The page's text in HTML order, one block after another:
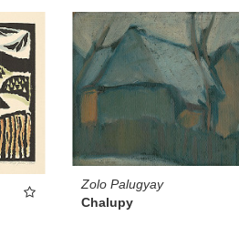
Zolo Palugyay
Chalupy